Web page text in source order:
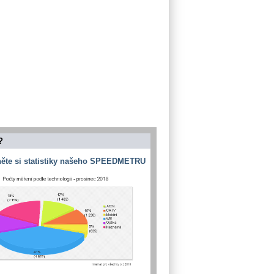
si statistiky našeho SPEEDMETRU